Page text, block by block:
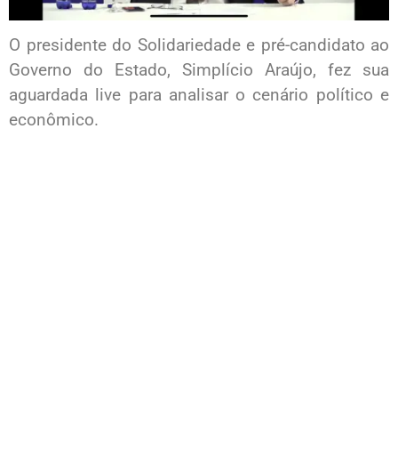
O presidente do Solidariedade e pré-candidato ao
Governo do Estado, Simplício Araújo, fez sua
aguardada live para analisar o cenário político e
econômico.